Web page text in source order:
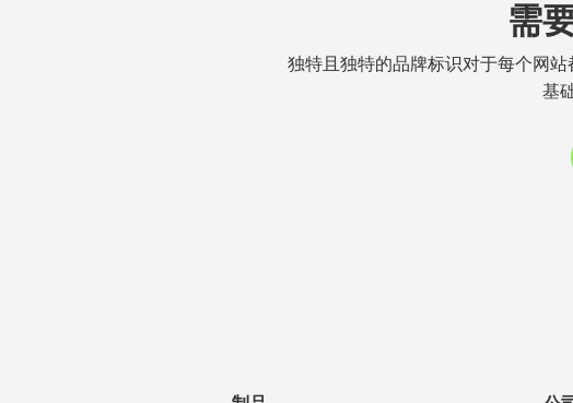
需
独特且独特的品牌标识对于每个网
基